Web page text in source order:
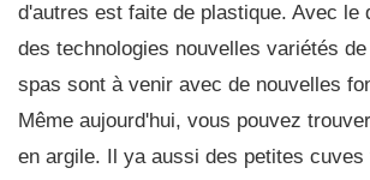
d'autres est faite de plastique. Avec le
des technologies nouvelles variétés
spas sont à venir avec de nouvelles
Même aujourd'hui, vous pouvez
en argile. Il ya aussi des petites